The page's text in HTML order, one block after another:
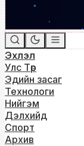
Эхлэл
Улс Төр
Эдийн засаг
Технологи
Нийгэм
Дэлхийд
Спорт
Архив